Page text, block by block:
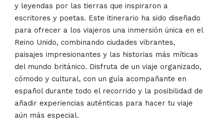
y leyendas por las tierras que inspiraron a
escritores y poetas. Este itinerario ha sido diseñado
para ofrecer a los viajeros una inmersión única en el
Reino Unido, combinando ciudades vibrantes,
paisajes impresionantes y las historias más míticas
del mundo británico. Disfruta de un viaje organizado,
cómodo y cultural, con un guía acompañante en
español durante todo el recorrido y la posibilidad de
añadir experiencias auténticas para hacer tu viaje
aún más especial.